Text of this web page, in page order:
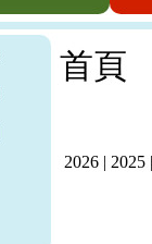
首頁
2026 | 2025 |